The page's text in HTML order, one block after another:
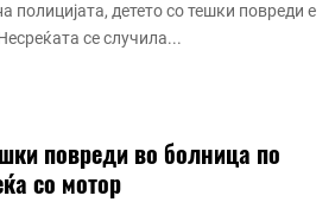
полицијата, детето со тешки повреди е
се случила...
повреди во болница по
со мотор